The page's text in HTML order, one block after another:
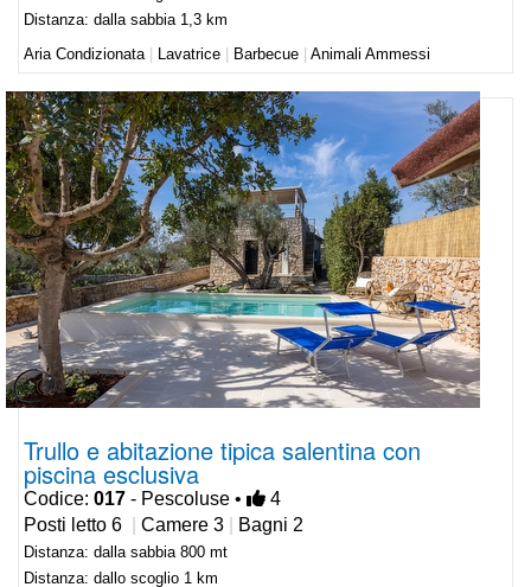
Distanza: dalla sabbia 1,3 km
Aria Condizionata
Lavatrice Barbecue Animali Ammessi
Trullo e abitazione tipica salentina con
piscina esclusiva
Codice: 017 - Pescoluse •
4
Posti letto 6
Camere 3 Bagni 2
Distanza: dalla sabbia 800 mt
Distanza: dallo scoglio 1 km